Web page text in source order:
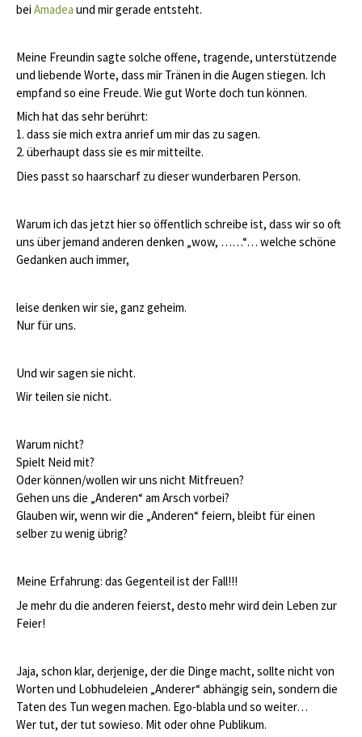
bei Amadea und mir gerade entsteht.
Meine Freundin sagte solche offene, tragende, unterstützende
und liebende Worte, dass mir Tränen in die Augen stiegen. Ich
empfand so eine Freude. Wie gut Worte doch tun können.
Mich hat das sehr berührt:
1. dass sie mich extra anrief um mir das zu sagen.
2. überhaupt dass sie es mir mitteilte.
Dies passt so haarscharf zu dieser wunderbaren Person.
Warum ich das jetzt hier so öffentlich schreibe ist, dass wir so oft
uns über jemand anderen denken „wow, ……“… welche schöne
Gedanken auch immer,
leise denken wir sie, ganz geheim.
Nur für uns.
Und wir sagen sie nicht.
Wir teilen sie nicht.
Warum nicht?
Spielt Neid mit?
Oder können/wollen wir uns nicht Mitfreuen?
Gehen uns die „Anderen“ am Arsch vorbei?
Glauben wir, wenn wir die „Anderen“ feiern, bleibt für einen
selber zu wenig übrig?
Meine Erfahrung: das Gegenteil ist der Fall!!!
Je mehr du die anderen feierst, desto mehr wird dein Leben zur
Feier!
Jaja, schon klar, derjenige, der die Dinge macht, sollte nicht von
Worten und Lobhudeleien „Anderer“ abhängig sein, sondern die
Taten des Tun wegen machen. Ego-blabla und so weiter…
Wer tut, der tut sowieso. Mit oder ohne Publikum.